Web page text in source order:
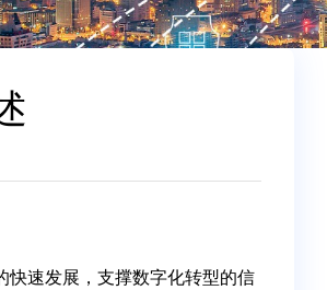
快速发展，支撑数字化转型的信